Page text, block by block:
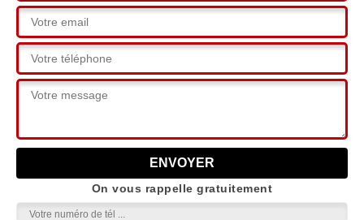
On vous rappelle gratuitement